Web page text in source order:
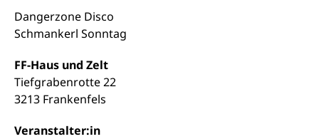
Dangerzone Disco
Schmankerl Sonntag
FF-Haus und Zelt
Tiefgrabenrotte 22
3213 Frankenfels
Veranstalter:in